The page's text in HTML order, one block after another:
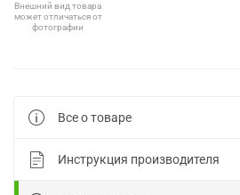
Внешний вид товара
может отличаться от
фотографии
Все о товаре
Инструкция производителя